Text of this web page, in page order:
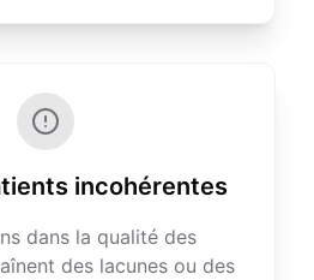
incohérentes
dans la qualité des
des lacunes ou des